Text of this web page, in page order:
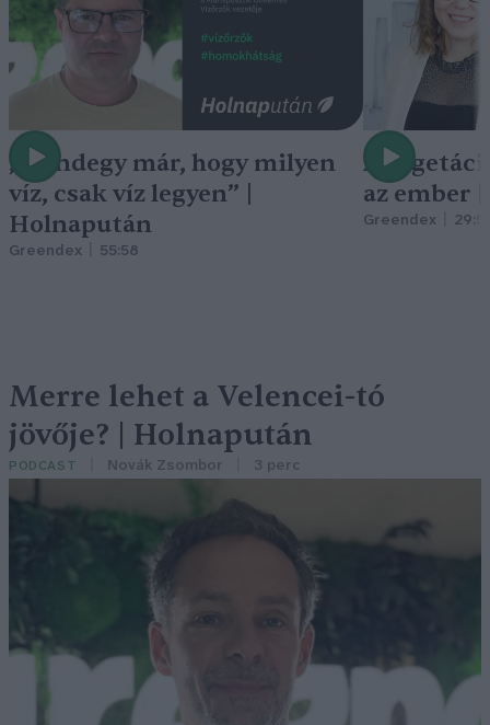
„Mindegy már, hogy milyen
víz, csak víz legyen” |
Holnapután
Greendex 55:58
A
az ember
Greendex
Merre lehet a Velencei-tó
jövője? | Holnapután
PODCAST Novák Zsombor 3 perc